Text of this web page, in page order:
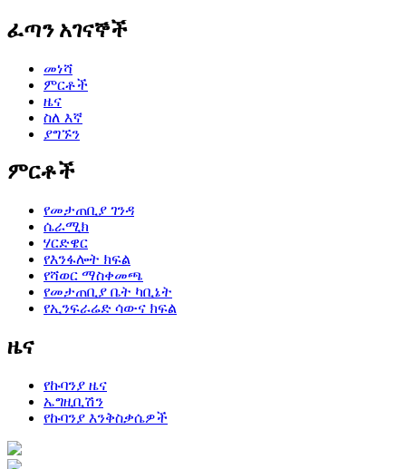
ፈጣን አገናኞች
መነሻ
ምርቶች
ዜና
ስለ እኛ
ያግኙን
ምርቶች
የመታጠቢያ ገንዳ
ሴራሚክ
ሃርድዌር
የእንፋሎት ክፍል
የሻወር ማስቀመጫ
የመታጠቢያ ቤት ካቢኔት
የኢንፍራሬድ ሳውና ክፍል
ዜና
የኩባንያ ዜና
ኤግዚቢሽን
የኩባንያ እንቅስቃሴዎች